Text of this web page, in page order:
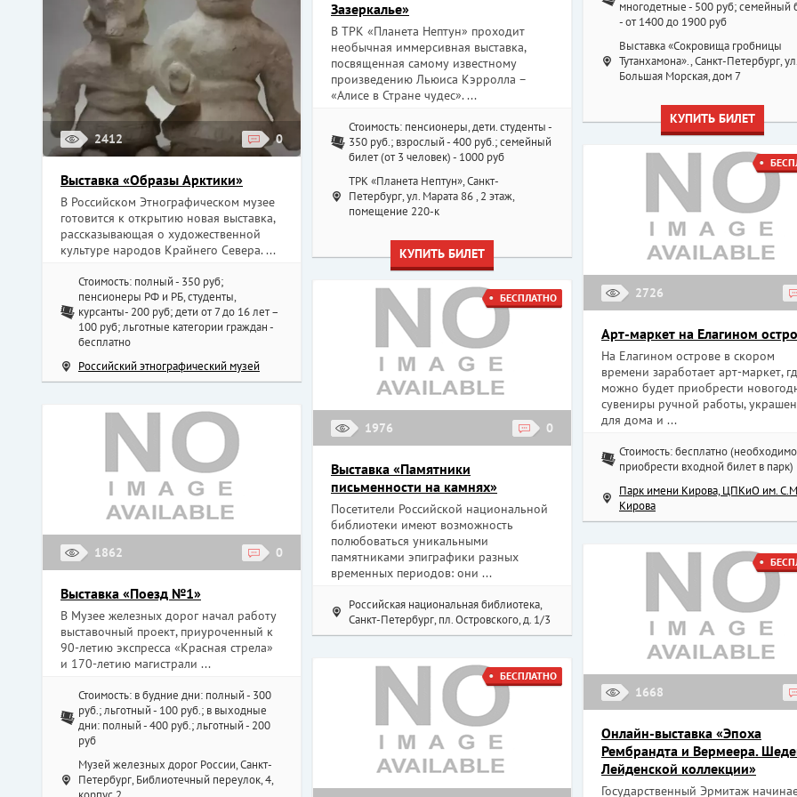
многодетные - 500 руб; семейный
- от 1400 до 1900 руб
Выставка «Сокровища гробницы
Тутанхамона»., Санкт-Петербург, ул.
Большая Морская, дом 7
КУПИТЬ БИЛЕТ
Зазеркалье»
В ТРК «Планета Нептун» проходит
необычная иммерсивная выставка,
посвященная самому известному
произведению Льюиса Кэрролла –
«Алисе в Стране чудес». ...
Стоимость: пенсионеры, дети. студенты -
350 руб.; взрослый - 400 руб.; семейный
билет (от 3 человек) - 1000 руб
ТРК «Планета Нептун», Санкт-
Петербург, ул. Марата 86 , 2 этаж,
помещение 220-к
КУПИТЬ БИЛЕТ
2412 0
Выставка «Образы Арктики»
В Российском Этнографическом музее
готовится к открытию новая выставка,
рассказывающая о художественной
культуре народов Крайнего Севера. ...
Стоимость: полный - 350 руб;
пенсионеры РФ и РБ, студенты,
курсанты- 200 руб; дети от 7 до 16 лет –
100 руб; льготные категории граждан -
бесплатно
Российский этнографический музей
2726
Арт-маркет на Елагином
На Елагином острове в скором
времени заработает арт-маркет,
можно будет приобрести
сувениры ручной работы,
для дома и ...
Стоимость: бесплатно (необходимо
приобрести входной билет в парк)
Парк имени Кирова, ЦПКиО им.
Кирова
1976 0
БЕСПЛАТНО
Выставка «Памятники
письменности на камнях»
Посетители Российской национальной
библиотеки имеют возможность
полюбоваться уникальными
памятниками эпиграфики разных
временных периодов: они ...
Российская национальная библиотека,
Санкт-Петербург, пл. Островского, д. 1/3
1862 0
Выставка «Поезд №1»
В Музее железных дорог начал работу
выставочный проект, приуроченный к
90-летию экспресса «Красная стрела»
и 170-летию магистрали ...
Стоимость: в будние дни: полный - 300
руб.; льготный - 100 руб.; в выходные
дни: полный - 400 руб.; льготный - 200
руб
Музей железных дорог России, Санкт-
Петербург, Библиотечный переулок, 4,
1668
Онлайн-выставка «Эпоха
Рембрандта и Вермеера.
Лейденской коллекции»
Государственный Эрмитаж
БЕСПЛАТНО